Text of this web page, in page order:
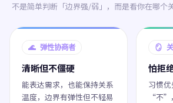
不是简单判断「边界强/弱」，而是看你在哪个
🌊 弹性协商者
清晰但不僵硬
能表达需求，也能保持关系
温度，边界有弹性但不轻易
🪞
怕拒
习惯
“不”